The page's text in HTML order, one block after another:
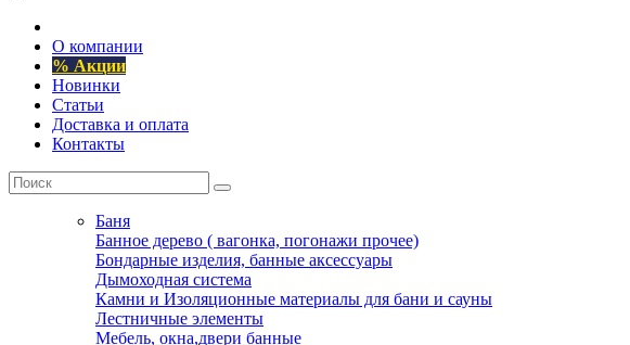
О компании
% Акции
Новинки
Статьи
Доставка и оплата
Контакты
Баня
Банное дерево ( вагонка, погонажи прочее)
Бондарные изделия, банные аксессуары
Дымоходная система
Камни и Изоляционные материалы для бани и сауны
Лестничные элементы
Мебель, окна,двери банные